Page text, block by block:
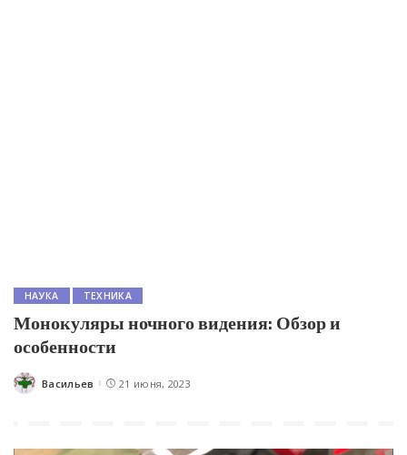
НАУКА ТЕХНИКА
Монокуляры ночного видения: Обзор и
особенности
Posted
Васильев 21 июня, 2023